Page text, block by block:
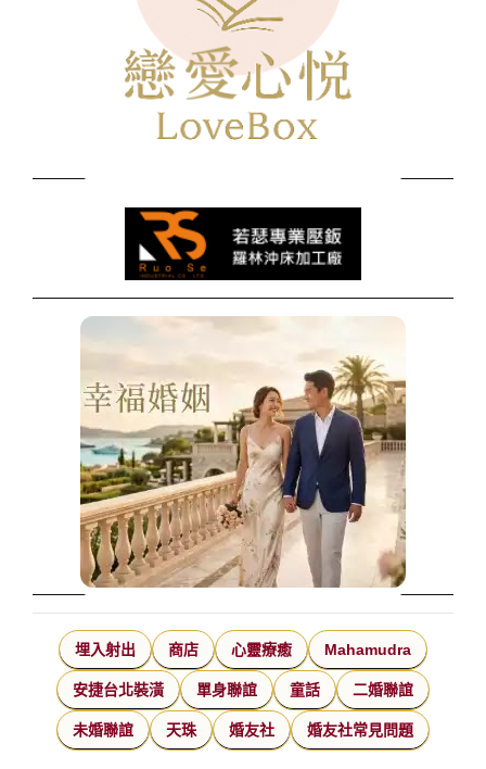
埋入射出 商店 心靈療癒 Mahamudra
安捷台北裝潢 單身聯誼 童話 二婚聯誼
未婚聯誼 天珠 婚友社 婚友社常見問題